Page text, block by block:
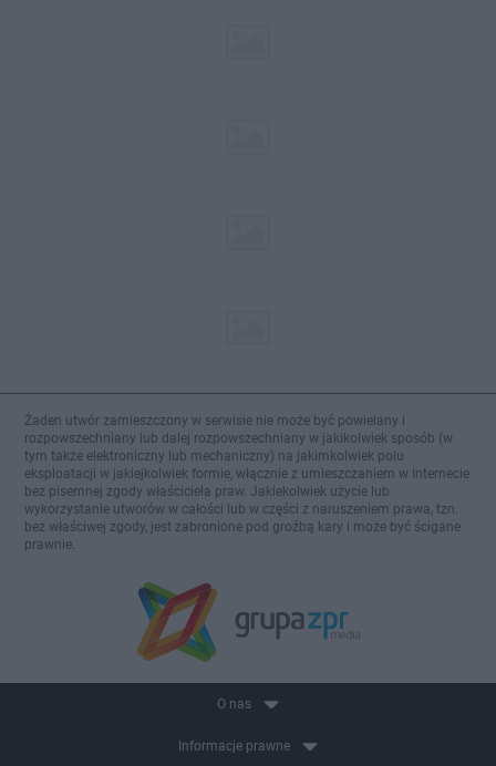
Żaden utwór zamieszczony w serwisie nie może być powielany i
rozpowszechniany lub dalej rozpowszechniany w jakikolwiek sposób (w
tym także elektroniczny lub mechaniczny) na jakimkolwiek polu
eksploatacji w jakiejkolwiek formie, włącznie z umieszczaniem w Internecie
bez pisemnej zgody właściciela praw. Jakiekolwiek użycie lub
wykorzystanie utworów w całości lub w części z naruszeniem prawa, tzn.
bez właściwej zgody, jest zabronione pod groźbą kary i może być ścigane
prawnie.
O nas
Informacje prawne